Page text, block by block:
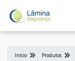
Início Produtos